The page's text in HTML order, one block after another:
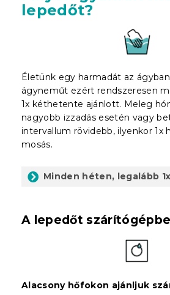
lepedőt?
Életünk egy harmadát az
ágyneműt ezért rendszeresen
1x kéthetente ajánlott. Meleg
nagyobb izzadás esetén vagy
intervallum rövidebb, ilyenkor 1x
mosás.
Minden héten, legalább
A lepedőt
Alacsony hőfokon ajánljuk